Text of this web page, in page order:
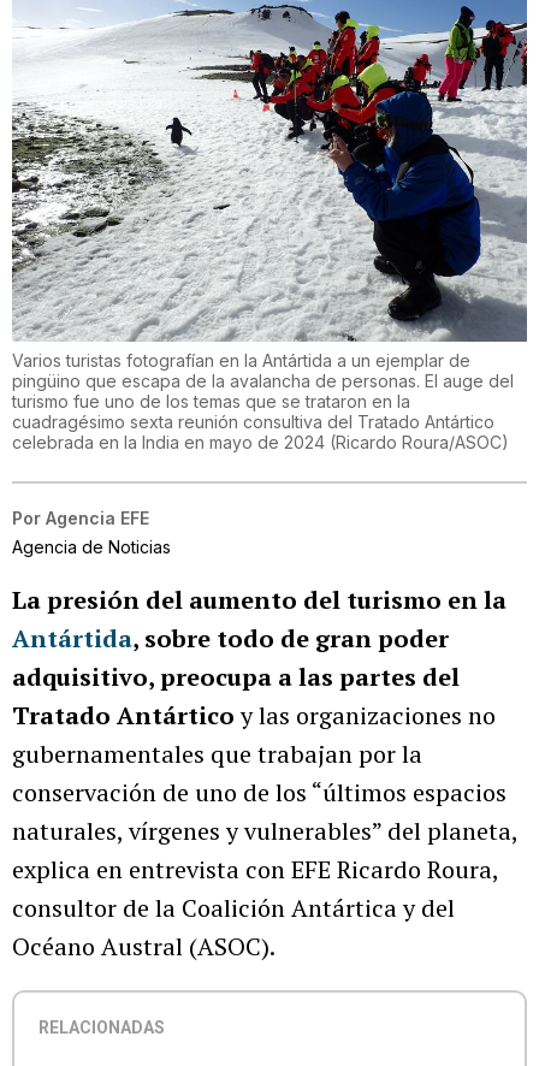
Varios turistas fotografían en la Antártida a un ejemplar de
pingüino que escapa de la avalancha de personas. El auge del
turismo fue uno de los temas que se trataron en la
cuadragésimo sexta reunión consultiva del Tratado Antártico
celebrada en la India en mayo de 2024 (Ricardo Roura/ASOC)
Por Agencia EFE
Agencia de Noticias
La presión del aumento del turismo en la
Antártida, sobre todo de gran poder
adquisitivo, preocupa a las partes del
Tratado Antárticoy las organizaciones no
gubernamentales que trabajan por la
conservación de uno de los “últimos espacios
naturales, vírgenes y vulnerables” del planeta,
explica en entrevista con EFE Ricardo Roura,
consultor de la Coalición Antártica y del
Océano Austral (ASOC).
RELACIONADAS